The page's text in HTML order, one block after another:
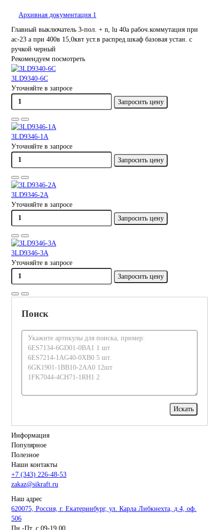
Архивная документация 1
Главный выключатель 3-пол. + n, lu 40a рабоч.коммутация при
ac-23 a при 400в 15,0квт уст.в распред.шкаф базовая устан. с
ручкой черный
Рекомендуем посмотреть
3LD9340-6C
Уточняйте в запросе
Запросить цену
3LD9346-1A
Уточняйте в запросе
Запросить цену
3LD9346-2A
Уточняйте в запросе
Запросить цену
3LD9346-3A
Уточняйте в запросе
Запросить цену
Поиск
Информация
Популярное
Полезное
Наши контакты
+7 (343) 226-48-53
zakaz@sikraft.ru
Наш адрес
620075, Россия, г. Екатеринбург, ул. Карла Либкнехта, д.4, оф.
506
Пн.-Пт. с 09-19.00